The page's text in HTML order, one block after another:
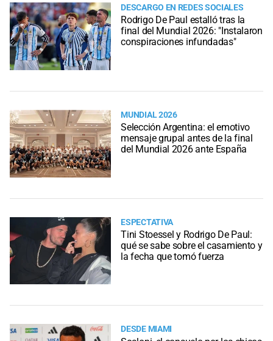
DESCARGO EN REDES SOCIALES
Rodrigo De Paul estalló tras la
final del Mundial 2026: "Instalaron
conspiraciones infundadas"
MUNDIAL 2026
Selección Argentina: el emotivo
mensaje grupal antes de la final
del Mundial 2026 ante España
ESPECTATIVA
Tini Stoessel y Rodrigo De Paul:
qué se sabe sobre el casamiento y
la fecha que tomó fuerza
DESDE MIAMI